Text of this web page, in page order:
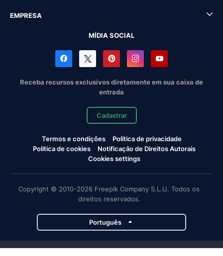
EMPRESA
MÍDIA SOCIAL
Receba recursos exclusivos diretamente em sua caixa de
entrada
Cadastrar
Termos e condições
Política de privacidade
Política de cookies
Notificação de Direitos Autorais
Cookies settings
Copyright © 2010-2026 Freepik Company S.L.U. Todos os
direitos reservados.
Português